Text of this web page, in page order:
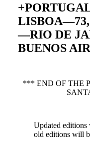
LISBOA—73,
—RIO DE
BUENOS
*** END OF THE
Updated
old editions will